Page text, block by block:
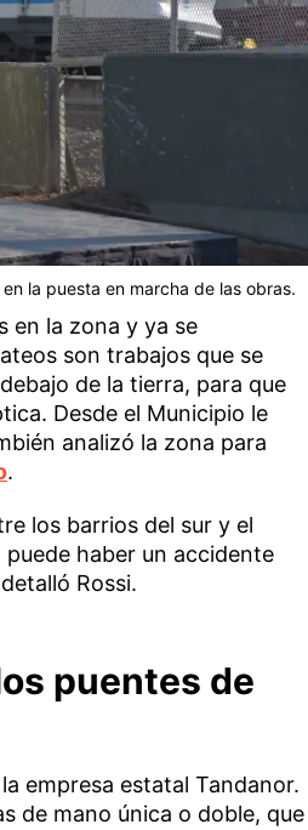
la puesta en marcha de las obras.
en la zona y ya se
son trabajos que se
de la tierra, para que
Desde el Municipio le
analizó la zona para
.
los barrios del sur y el
haber un accidente
Rossi.
puentes de
empresa estatal Tandanor.
de mano única o doble, que